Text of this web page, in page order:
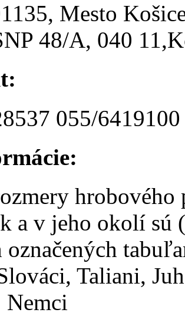
Mesto
48/A, 040
055/6419100
a v jeho okolí
označených
Taliani,